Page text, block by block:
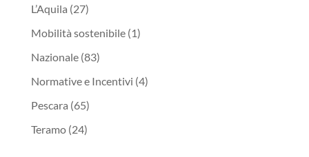
L’Aquila (27)
Mobilità sostenibile(1)
Nazionale(83)
Normative e Incentivi (4)
Pescara (65)
Teramo(24)